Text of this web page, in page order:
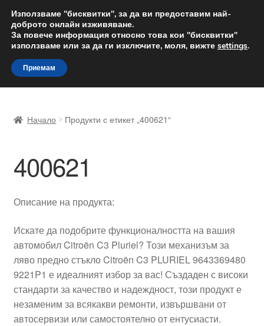
ДОСТАВКА от 12 лв.
Доставка по целия свят
Skip
to
navigation
Skip
to
content
Доставка по целия свят
Жалби
Моята сметка
Плащанията
Начало Продукти с етикет „400621“
400621
Описание на продукта:
Искате да подобрите функционалността на вашия
автомобил Citroën C3 Pluriel? Този механизъм за
ляво предно стъкло Citroën C3 PLURIEL 9643369480
9221P1 е идеалният избор за вас! Създаден с високи
стандарти за качество и надеждност, този продукт е
незаменим за всякакви ремонти, извършвани от
автосервизи или самостоятелно от ентусиасти.
Използваме "бисквитки", за да ви предоставим най-
доброто онлайн изживяване.
За повече информация относно това кои "бисквитки"
използваме или за да ги изключите, моля, вижте settings.
Приемам